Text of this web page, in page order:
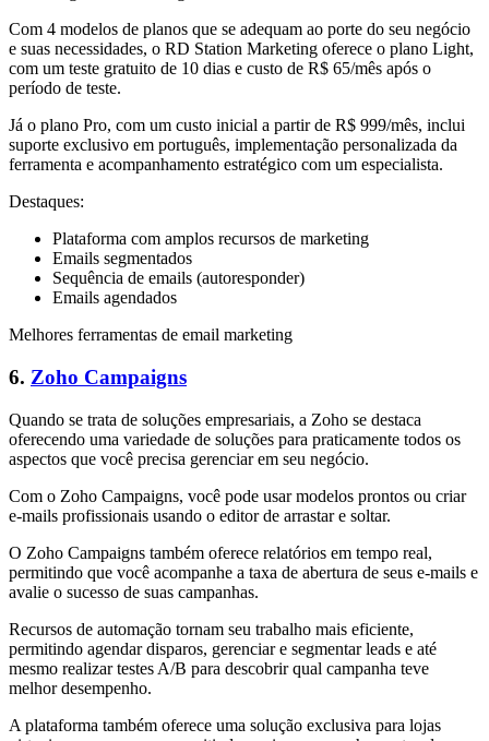
Com 4 modelos de planos que se adequam ao porte do seu negócio
e suas necessidades, o RD Station Marketing oferece o plano Light,
com um teste gratuito de 10 dias e custo de R$ 65/mês após o
período de teste.
Já o plano Pro, com um custo inicial a partir de R$ 999/mês, inclui
suporte exclusivo em português, implementação personalizada da
ferramenta e acompanhamento estratégico com um especialista.
Destaques:
Plataforma com amplos recursos de marketing
Emails segmentados
Sequência de emails (autoresponder)
Emails agendados
Melhores ferramentas de email marketing
6. Zoho Campaigns
Quando se trata de soluções empresariais, a Zoho se destaca
oferecendo uma variedade de soluções para praticamente todos os
aspectos que você precisa gerenciar em seu negócio.
Com o Zoho Campaigns, você pode usar modelos prontos ou criar
e-mails profissionais usando o editor de arrastar e soltar.
O Zoho Campaigns também oferece relatórios em tempo real,
permitindo que você acompanhe a taxa de abertura de seus e-mails e
avalie o sucesso de suas campanhas.
Recursos de automação tornam seu trabalho mais eficiente,
permitindo agendar disparos, gerenciar e segmentar leads e até
mesmo realizar testes A/B para descobrir qual campanha teve
melhor desempenho.
A plataforma também oferece uma solução exclusiva para lojas